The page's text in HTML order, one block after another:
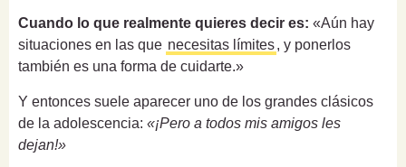
Cuando lo que realmente quieres decir es: «Aún hay
situaciones en las que necesitas límites, y ponerlos
también es una forma de cuidarte.»
Y entonces suele aparecer uno de los grandes clásicos
de la adolescencia: «¡Pero a todos mis amigos les
dejan!»